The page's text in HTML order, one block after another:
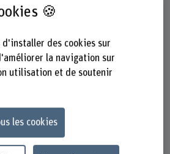
🍪
d'installer des cookies sur
la navigation sur
utilisation et de soutenir
les cookies